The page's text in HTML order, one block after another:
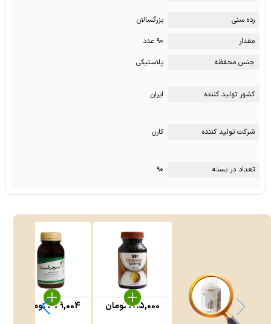
رده سنی
بزرگسالان
مقدار
۹۰ عدد
جنس محفظه
پلاستیکی
کشور تولید کننده ایران
شرکت تولید کننده کارن
تعداد در بسته ۹۰
285,000تومان 479,004تومان